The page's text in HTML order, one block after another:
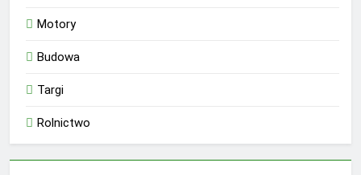
Motory
Budowa
Targi
Rolnictwo